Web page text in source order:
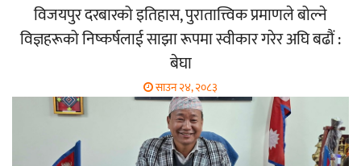
विजयपुर दरबारको इतिहास, पुरातात्त्विक प्रमाणले बोल्ने
विज्ञहरूको निष्कर्षलाई साझा रूपमा स्वीकार गरेर अघि बढौं :
बेघा
साउन २४, २०८३